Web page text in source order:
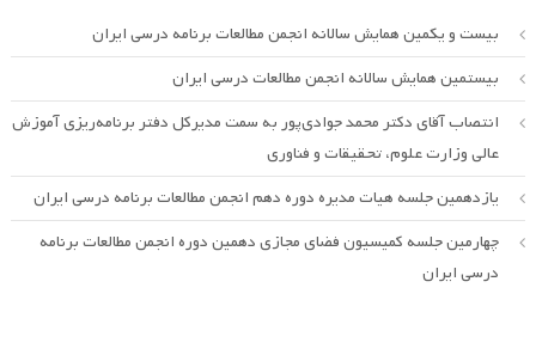
بیست و یکمین همایش سالانه انجمن مطالعات برنامه درسی ایران
بیستمین همایش سالانه انجمن مطالعات درسی ایران
انتصاب آقای دکتر محمد جوادی‌پور به سمت مدیرکل دفتر برنامه‌ریزی آموزش
عالی وزارت علوم، تحقیقات و فناوری
یازدهمین جلسه هیات مدیره دوره دهم انجمن مطالعات برنامه درسی ایران
چهارمین جلسه کمیسیون فضای مجازی دهمین دوره انجمن مطالعات برنامه
درسی ایران